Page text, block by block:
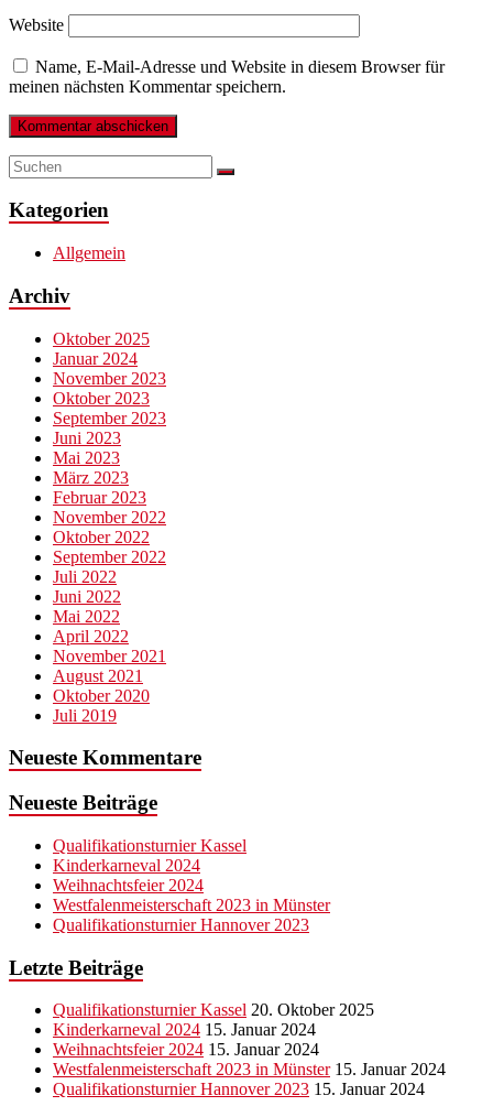
Website
Name, E-Mail-Adresse und Website in diesem Browser für
meinen nächsten Kommentar speichern.
Kategorien
Allgemein
Archiv
Oktober 2025
Januar 2024
November 2023
Oktober 2023
September 2023
Juni 2023
Mai 2023
März 2023
Februar 2023
November 2022
Oktober 2022
September 2022
Juli 2022
Juni 2022
Mai 2022
April 2022
November 2021
August 2021
Oktober 2020
Juli 2019
Neueste Kommentare
Neueste Beiträge
Qualifikationsturnier Kassel
Kinderkarneval 2024
Weihnachtsfeier 2024
Westfalenmeisterschaft 2023 in Münster
Qualifikationsturnier Hannover 2023
Letzte Beiträge
Qualifikationsturnier Kassel 20. Oktober 2025
Kinderkarneval 2024 15. Januar 2024
Weihnachtsfeier 2024 15. Januar 2024
Westfalenmeisterschaft 2023 in Münster 15. Januar 2024
Qualifikationsturnier Hannover 2023 15. Januar 2024